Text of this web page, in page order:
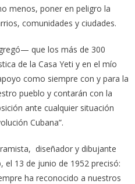
menos, poner en peligro la
comunidades y ciudades.
de la Casa Yeti y en el mío
como siempre con y para la
pueblo y contarán con la
ante cualquier situación
Cubana”.
diseñador y dibujante
el 13 de junio de 1952 precisó:
ha reconocido a nuestros